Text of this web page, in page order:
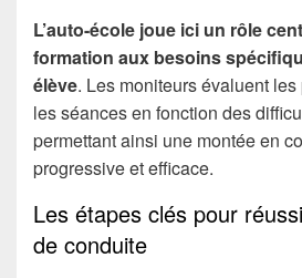
L’auto-école joue ici un rôle
formation aux besoins
élève. Les moniteurs évaluent
les séances en fonction des
permettant ainsi une montée en
progressive et efficace.
Les étapes clés pour
de conduite